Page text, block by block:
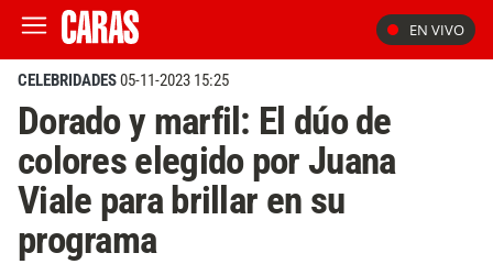
EN VIVO
CELEBRIDADES05-11-2023 15:25
Dorado y marfil: El dúo de
colores elegido por Juana
Viale para brillar en su
programa